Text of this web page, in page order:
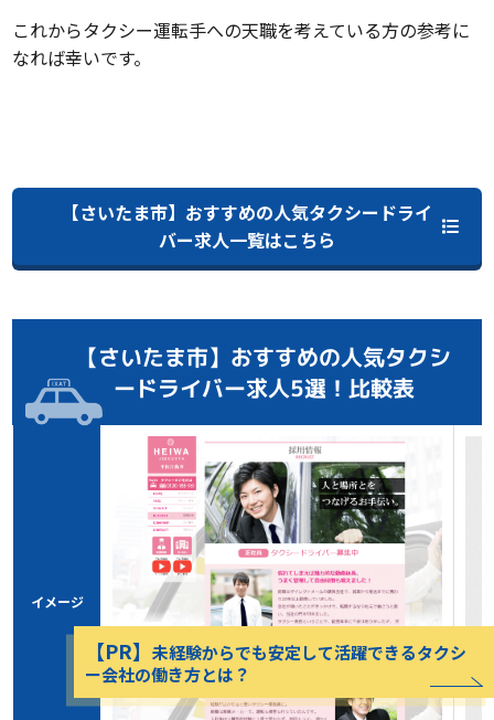
これからタクシー運転手への天職を考えている方の参考に
なれば幸いです。
【さいたま市】おすすめの人気タクシードライ
バー求人一覧はこちら
【さいたま市】おすすめの人気タクシ
ードライバー求人5選！比較表
イメージ
【PR】未経験からでも安定して活躍できるタクシ
ー会社の働き方とは？